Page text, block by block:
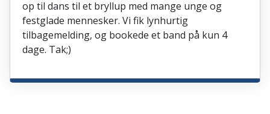
op til dans til et bryllup med mange unge og
festglade mennesker. Vi fik lynhurtig
tilbagemelding, og bookede et band på kun 4
dage. Tak;)